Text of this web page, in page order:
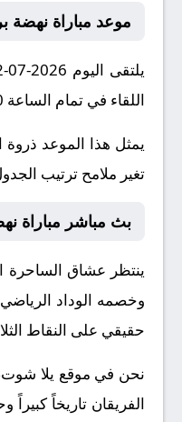
موعد مباراة نهضة
اللقاء في تمام الساعة 20:00 بتوقيت مكة المكرمة.
يمثل هذا الموعد
تغير ملامح ترتيب
بث مباشر مباراة
ينتظر عشاق الساحرة
وخصمه الوداد الرياضي
حقيقي على النقاط
نحن في موقع يلا شوت
الفريقان تاريخاً